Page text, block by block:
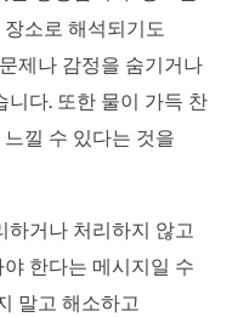
소로 해석되기도
제나 감정을 숨기거나
니다. 또한 물이 가득 찬
낄 수 있다는 것을
하거나 처리하지 않고
한다는 메시지일 수
말고 해소하고